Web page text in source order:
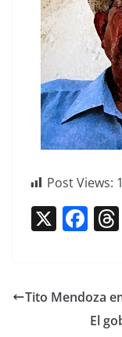
Post Views:
X F
e
b
Tito Mendoza
El